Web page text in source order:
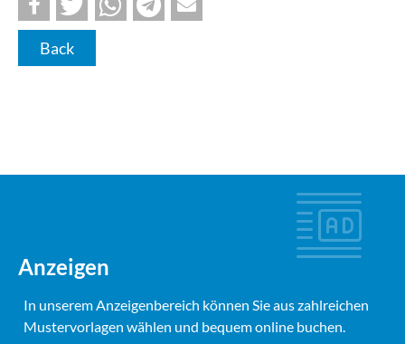
Back
Anzeigen
In unserem Anzeigenbereich können Sie aus zahlreichen
Mustervorlagen wählen und bequem online buchen.